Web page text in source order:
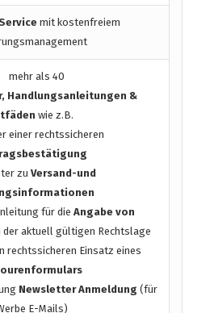
mit kostenfreiem
mehr als 40
Handlungsanleitungen &
wie z.B.
einer rechtssicheren
zuVersand-und
für die Angabe von
der aktuell gültigen Rechtslage
rechtssicheren Einsatz eines
Newsletter Anmeldung (für
E-Mails)